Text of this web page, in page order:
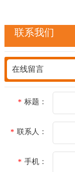
联系我们
在线留言
标题：
联系人：
手机：